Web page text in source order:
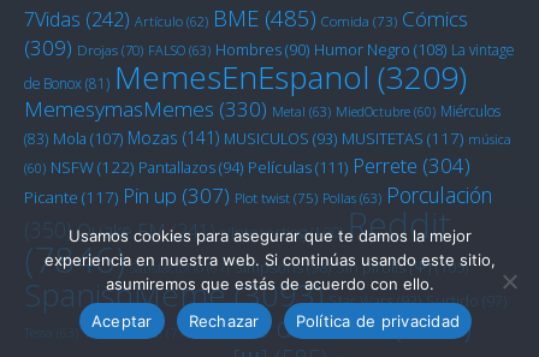
7Vidas (242) Artículo (62) BME (485) Comida (73) Cómics
(309) Drojas (70) FALSO (63) Hombres(90) Humor Negro (108) La vintage
de Bonox(81) MemesEnEspanol (3209)
MemesymasMemes (330) Metal (63) MiedOctubre (60) Miérculos
(83) Mola (107) Mozas (141) MUSICULOS (93) MUSITETAS (117) música
(60) NSFW(122) Pantallazos(94) Películas(111) Perrete (304)
Picante (117) Pin up (307) Plot twist (75) Pollas (63) Porculación
(350)Quake FM(241) r/Interesting(100) Reddit
(7846) Satisfactorio(67) Simpsons(98) Sin pirulís [Ψ](105)
SpanishMeme(3093) Star Wars(92) Surtido (97)
Tessa (63) That's racist!(77) Turno de noche(1454)
Usamos cookies para asegurar que te damos la mejor
experiencia en nuestra web. Si continúas usando este sitio,
asumiremos que estás de acuerdo con ello.
Aceptar
Rechazar Política de privacidad